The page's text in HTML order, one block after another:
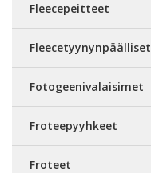
Fleecepeitteet
Fleecetyynynpäälliset
Fotogeenivalaisimet
Froteepyyhkeet
Froteet